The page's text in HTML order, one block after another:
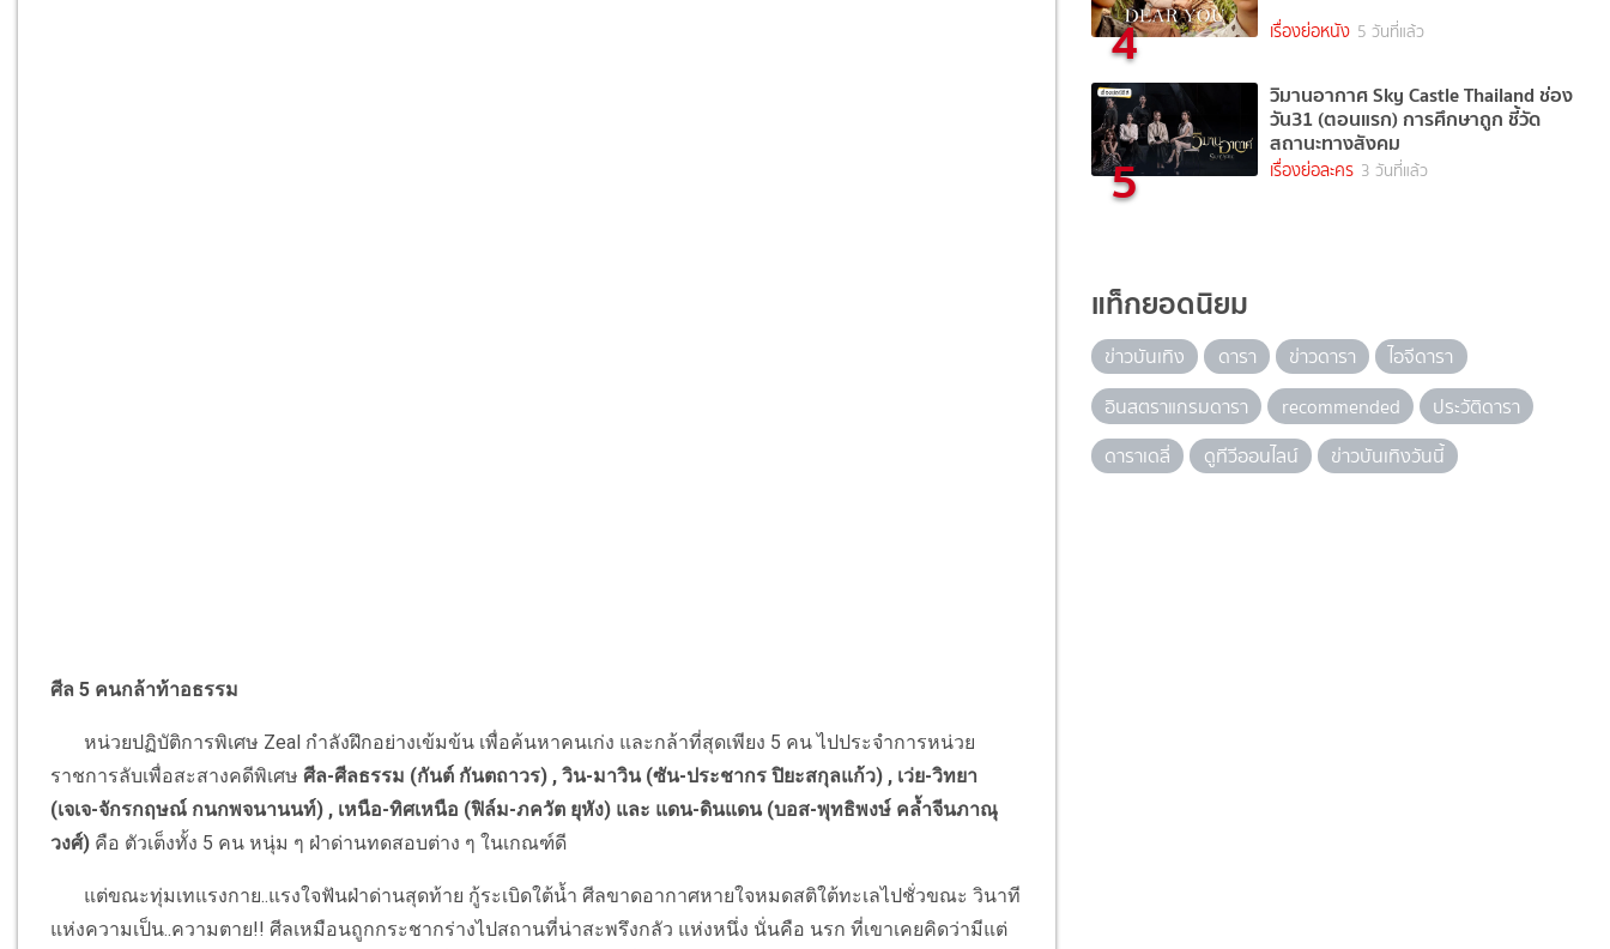
ศีล 5 คนกล้าท้าอธรรม
หน่วยปฏิบัติการพิเศษ Zeal กำลังฝึกอย่างเข้มข้น เพื่อค้นหาคนเก่ง และกล้าที่สุดเพียง 5 คน ไปประจำการหน่วย
ราชการลับเพื่อสะสางคดีพิเศษศีล-ศีลธรรม (กันต์ กันตถาวร) , วิน-มาวิน (ซัน-ประชากร ปิยะสกุลแก้ว) , เว่ย-วิทยา
(เจเจ-จักรกฤษณ์ กนกพจนานนท์) , เหนือ-ทิศเหนือ (ฟิล์ม-ภควัต ยุหัง) และ แดน-ดินแดน (บอส-พุทธิพงษ์ คล้ำจีนภาณุ
วงศ์) คือ ตัวเต็งทั้ง 5 คน หนุ่ม ๆ ฝ่าด่านทดสอบต่าง ๆ ในเกณฑ์ดี
แต่ขณะทุ่มเทแรงกาย..แรงใจฟันฝ่าด่านสุดท้าย กู้ระเบิดใต้น้ำ ศีลขาดอากาศหายใจหมดสติใต้ทะเลไปชั่วขณะ วินาที
แห่งความเป็น..ความตาย!! ศีลเหมือนถูกกระชากร่างไปสถานที่น่าสะพรึงกลัว แห่งหนึ่ง นั่นคือ นรก ที่เขาเคยคิดว่ามีแต่
4 เรื่องย่อหนัง 5 วันที่แล้ว
5
วิมานอากาศ Sky Castle Thailand ช่อง
วัน31 (ตอนแรก) การศึกษาถูก ชี้วัด
สถานะทางสังคม
เรื่องย่อละคร 3 วันที่แล้ว
แท็กยอดนิยม
ข่าวบันเทิง ดารา ข่าวดารา
ไอจีดารา
อินสตราแกรมดารา
recommended
ประวัติดารา
ดาราเดลี่
ดูทีวีออนไลน์ ข่าวบันเทิงวันนี้